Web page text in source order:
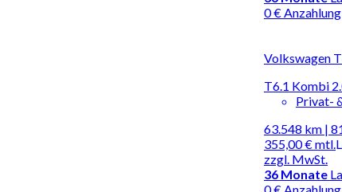
0 € Anzahlung
Volkswagen
T6.1 Kombi
Privat-
63.548 km |
355,00 €mtl.
zzgl. MwSt.
36 Monate
0 € Anzahlung